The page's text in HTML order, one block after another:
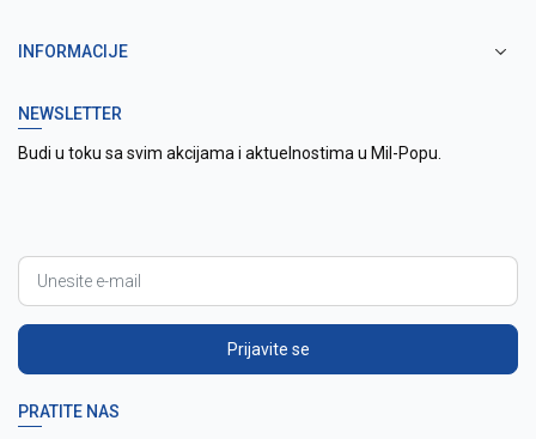
INFORMACIJE
NEWSLETTER
Budi u toku sa svim akcijama i aktuelnostima u Mil-Popu.
Prijavite se
PRATITE NAS